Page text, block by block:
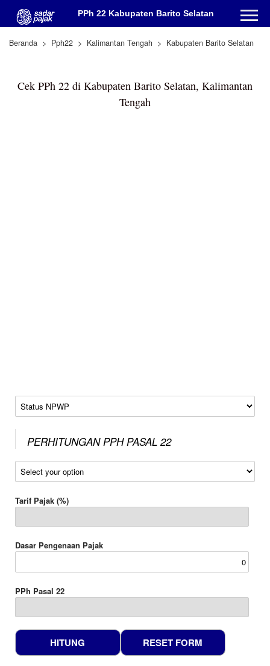
PPh 22 Kabupaten Barito Selatan
Beranda Pph22 Kalimantan Tengah Kabupaten Barito Selatan
Cek PPh 22 di Kabupaten Barito Selatan, Kalimantan
Tengah
Status NPWP
PERHITUNGAN PPH PASAL 22
Jenis Pajak
Tarif Pajak (%)
Dasar Pengenaan Pajak
PPh Pasal 22